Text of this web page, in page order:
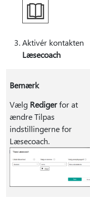
Aktivér kontakten
Læsecoach
Bemærk
Vælg Redigerfor at
ændre Tilpas
indstillingerne for
Læsecoach.